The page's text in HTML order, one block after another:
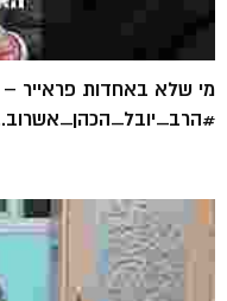
מי שלא באחדות פראייר